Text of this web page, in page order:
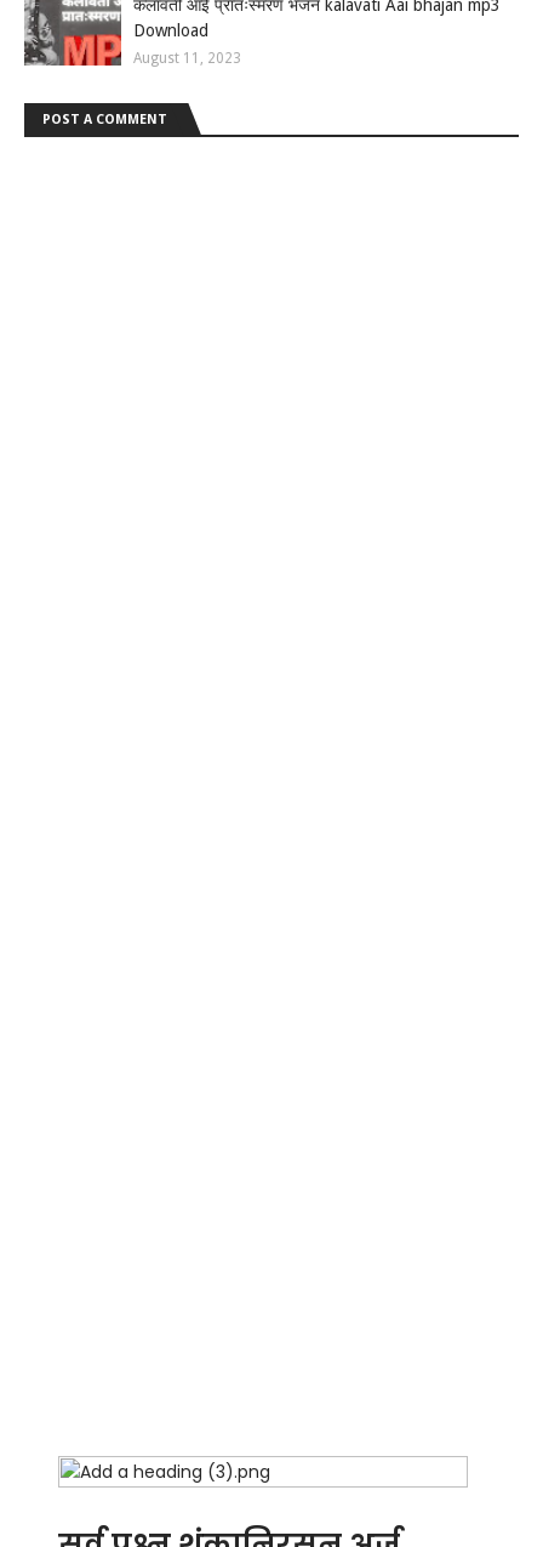
कलावती आई प्रातःस्मरण भजन kalavati Aai bhajan mp3
Download
August 11, 2023
POST A COMMENT